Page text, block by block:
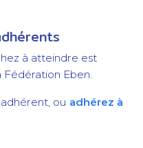
à atteindre est
Eben.
ou adhérez à